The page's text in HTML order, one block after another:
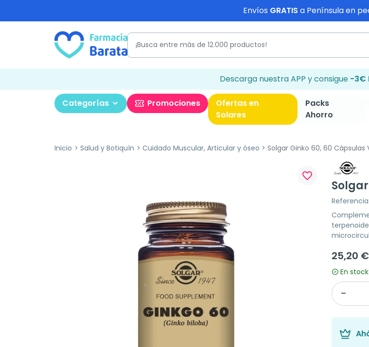
Envíos GRATIS a Península en
Descarga nuestra APP y consigue -3€
Categorías Promociones
Ofertas en
Solares
Packs
Ahorro
Inicio Salud y Botiquín Cuidado Muscular, Articular y óseo Solgar Ginko 60, 60 Cápsulas
favorite_border
25,20 €
En stock